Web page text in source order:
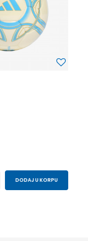
DODAJ U KORPU